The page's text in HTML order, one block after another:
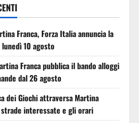
Franca, Forza Italia annuncia la
10 agosto
Franca pubblica il bando alloggi
dal 26 agosto
dei Giochi attraversa Martina
strade interessate e gli orari